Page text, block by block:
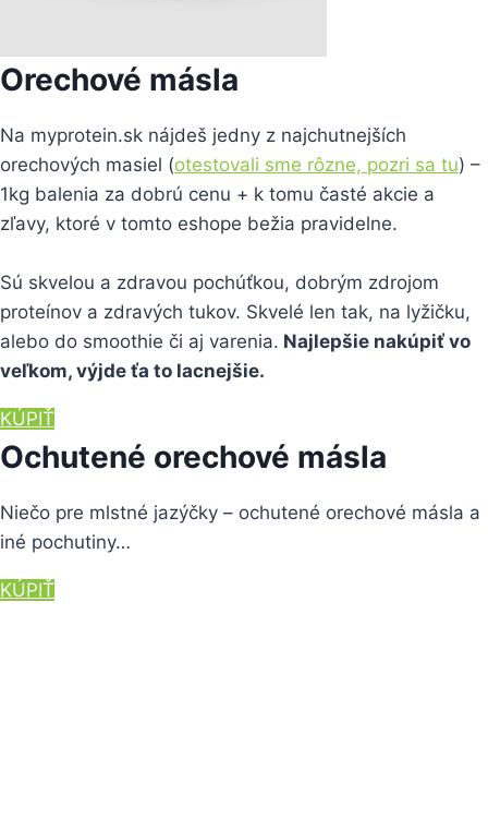
Orechové másla
Na myprotein.sk nájdeš jedny z najchutnejších
orechových masiel (otestovali sme rôzne, pozri sa tu) –
1kg balenia za dobrú cenu + k tomu časté akcie a
zľavy, ktoré v tomto eshope bežia pravidelne.
Sú skvelou a zdravou pochúťkou, dobrým zdrojom
proteínov a zdravých tukov. Skvelé len tak, na lyžičku,
alebo do smoothie či aj varenia. Najlepšie nakúpiť vo
veľkom, výjde ťa to lacnejšie.
KÚPIŤ
Ochutené orechové másla
Niečo pre mlstné jazýčky – ochutené orechové másla a
iné pochutiny…
KÚPIŤ